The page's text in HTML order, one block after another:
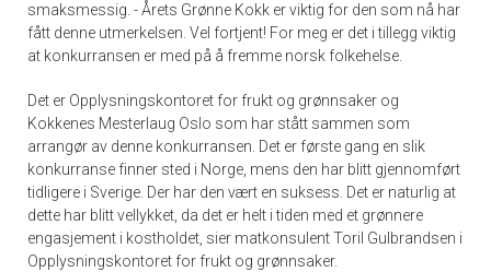
smaksmessig. - Årets Grønne Kokk er viktig for den som nå har
fått denne utmerkelsen. Vel fortjent! For meg er det i tillegg viktig
at konkurransen er med på å fremme norsk folkehelse.
Det er Opplysningskontoret for frukt og grønnsaker og
Kokkenes Mesterlaug Oslo som har stått sammen som
arrangør av denne konkurransen. Det er første gang en slik
konkurranse finner sted i Norge, mens den har blitt gjennomført
tidligere i Sverige. Der har den vært en suksess. Det er naturlig at
dette har blitt vellykket, da det er helt i tiden med et grønnere
engasjement i kostholdet, sier matkonsulent Toril Gulbrandsen i
Opplysningskontoret for frukt og grønnsaker.